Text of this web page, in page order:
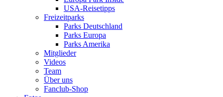
USA-Reisetipps
Freizeitparks
Parks Deutschland
Parks Europa
Parks Amerika
Mitglieder
Videos
Team
Über uns
Fanclub-Shop